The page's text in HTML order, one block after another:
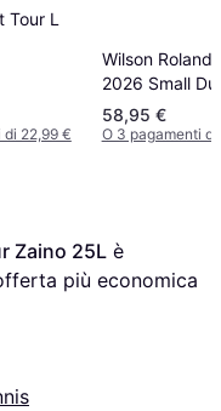
Tour L
di 22,99 €
Wilson Roland
2026 Small
Cream/Orange
58,95 €
O 3 pagamenti di
Zaino 25L
più economica